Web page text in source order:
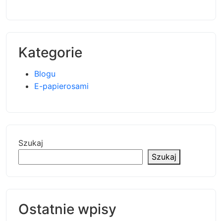
Kategorie
Blogu
E-papierosami
Szukaj
Szukaj
Ostatnie wpisy